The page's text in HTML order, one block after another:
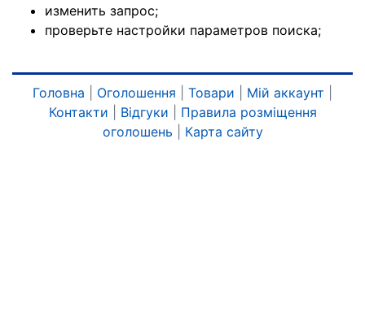
изменить запрос;
проверьте настройки параметров поиска;
Головна Оголошення Товари Мій аккаунт
Контакти
Відгуки
Правила розміщення
оголошень
Карта сайту